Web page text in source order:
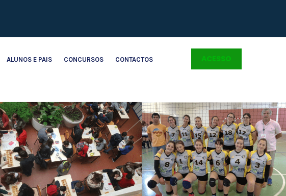
ALUNOS E PAIS CONCURSOS CONTACTOS ACESSO